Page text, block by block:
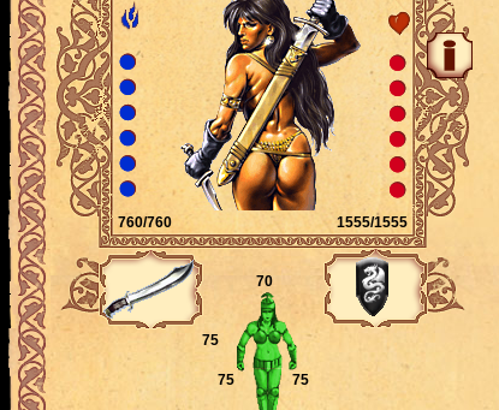
760/760 1555/1555
70
75
75 75